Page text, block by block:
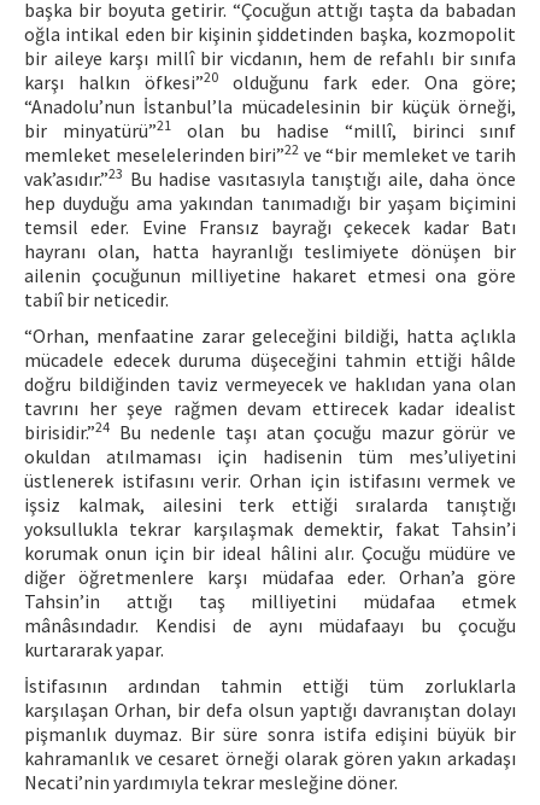
başka bir boyuta getirir. “Çocuğun attığı taşta da babadan
oğla intikal eden bir kişinin şiddetinden başka, kozmopolit
bir aileye karşı millî bir vicdanın, hem de refahlı bir sınıfa
karşı halkın öfkesi”20
olduğunu fark eder. Ona göre;
“Anadolu’nun İstanbul’la mücadelesinin bir küçük örneği,
bir minyatürü”21
olan bu hadise “millî, birinci sınıf
memleket meselelerinden biri”22 ve “bir memleket ve tarih
vak’asıdır.”23 Bu hadise vasıtasıyla tanıştığı aile, daha önce
hep duyduğu ama yakından tanımadığı bir yaşam biçimini
temsil eder. Evine Fransız bayrağı çekecek kadar Batı
hayranı olan, hatta hayranlığı teslimiyete dönüşen bir
ailenin çocuğunun milliyetine hakaret etmesi ona göre
tabiî bir neticedir.
“Orhan, menfaatine zarar geleceğini bildiği, hatta açlıkla
mücadele edecek duruma düşeceğini tahmin ettiği hâlde
doğru bildiğinden taviz vermeyecek ve haklıdan yana olan
tavrını her şeye rağmen devam ettirecek kadar idealist
birisidir.”24 Bu nedenle taşı atan çocuğu mazur görür ve
okuldan atılmaması için hadisenin tüm mes’uliyetini
üstlenerek istifasını verir. Orhan için istifasını vermek ve
işsiz kalmak, ailesini terk ettiği sıralarda tanıştığı
yoksullukla tekrar karşılaşmak demektir, fakat Tahsin’i
korumak onun için bir ideal hâlini alır. Çocuğu müdüre ve
diğer öğretmenlere karşı müdafaa eder. Orhan’a göre
Tahsin’in attığı taş milliyetini müdafaa etmek
mânâsındadır. Kendisi de aynı müdafaayı bu çocuğu
kurtararak yapar.
İstifasının ardından tahmin ettiği tüm zorluklarla
karşılaşan Orhan, bir defa olsun yaptığı davranıştan dolayı
pişmanlık duymaz. Bir süre sonra istifa edişini büyük bir
kahramanlık ve cesaret örneği olarak gören yakın arkadaşı
Necati’nin yardımıyla tekrar mesleğine döner.